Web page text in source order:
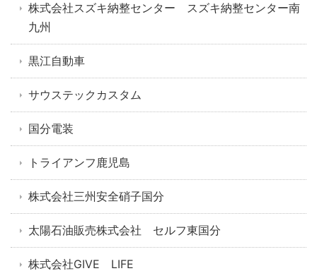
株式会社スズキ納整センター スズキ納整センター南
九州
黒江自動車
サウステックカスタム
国分電装
トライアンフ鹿児島
株式会社三州安全硝子国分
太陽石油販売株式会社 セルフ東国分
株式会社GIVE LIFE